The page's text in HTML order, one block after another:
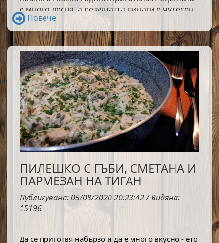
е много лесна, а резултатът винаги е чудесен.
Много обичаме това ястие у дома. Лично аз
обичам всички рецепти с тиквички, а тази
мусака ми е една от любимите.
Повече
ПИЛЕШКО С ГЪБИ, СМЕТАНА И
ПАРМЕЗАН НА ТИГАН
Публикувана: 05/08/2020 20:23:42 / Видяна:
15196
Да се приготвя набързо и да е много вкусно - ето